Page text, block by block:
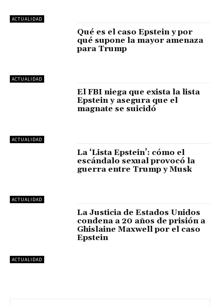
ACTUALIDAD
ACTUALIDAD
Qué es el caso Epstein y por
qué supone la mayor amenaza
para Trump
ACTUALIDAD
El FBI niega que exista la lista
Epstein y asegura que el
magnate se suicidó
ACTUALIDAD
La ‘Lista Epstein’: cómo el
escándalo sexual provocó la
guerra entre Trump y Musk
ACTUALIDAD
La Justicia de Estados Unidos
condena a 20 años de prisión a
Ghislaine Maxwell por el caso
Epstein